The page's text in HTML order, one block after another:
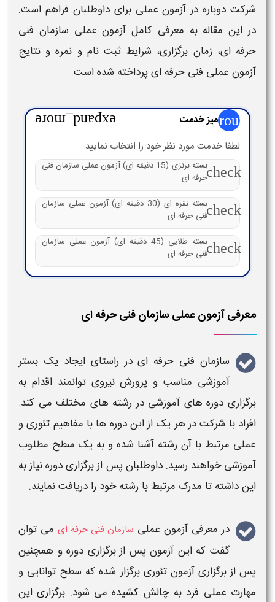
شرکت دوباره در آزمون عملیبرای داوطلبان فراهم است.
در این مقاله به معرفی کامل آزمون عملی سازمان فنی
حرفه ای، زمان برگزاری، شرایط ثبت نام و نمره و نتایج
آزمون عملی فنی حرفه ایپرداخته شده است.
groupمیز خدمت expand_more
لطفا خدمت مورد نظر خود را انتخاب نمایید:
check
بسته برنزی (15 دقیقه ای) آزمون عملی سازمان فنی
حرفه ای
check
بسته نقره ای (30 دقیقه ای) آزمون عملی سازمان
فنی حرفه ای
check
بسته طلایی (45 دقیقه ای) آزمون عملی سازمان
فنی حرفه ای
معرفی آزمون عملی سازمان فنی حرفه ای
سازمان فنی حرفه ایدر راستای ایجاد یک بستر
آموزشی مناسب و پرورش نیروی توانمند اقدام به
برگزاری دوره های آموزشی در رشته های مختلف می کند.
افراد با شرکت در هر یک از این دوره ها با مفاهیم تئوری و
عملی مرتبط با آن رشته آشنا شده و به یک سطح مطلوب
آموزشی خواهند رسید. داوطلبان پس ازبرگزاریدوره نیاز به
این داشته تا مدرک مرتبط با رشته خود را دریافت نمایند.
در معرفی آزمون عملی سازمان فنی حرفه ای می توان
گفت که این آزمونپس ازبرگزاری دوره و همچنین
پس از برگزاریآزمونتئوری برگزار شده که سطح توانایی و
مهارت عملی فرد به چالش کشیده می شود. برگزاری این